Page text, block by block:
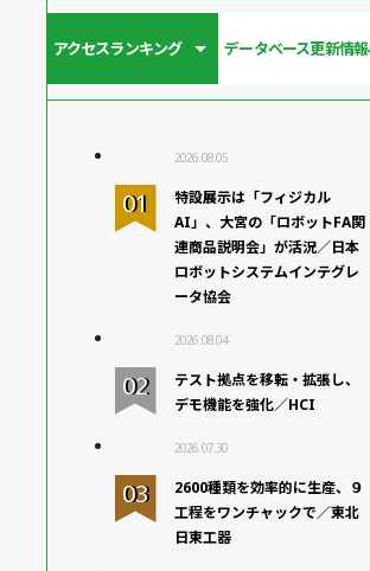
アクセスランキング データベース更新情報
2026.08.05
特設展示は「フィジカル
AI」、大宮の「ロボットFA関
連商品説明会」が活況／日本
ロボットシステムインテグレ
ータ協会
2026.08.04
テスト拠点を移転・拡張し、
デモ機能を強化／HCI
2026.07.30
2600種類を効率的に生産、９
工程をワンチャックで／東北
日東工器